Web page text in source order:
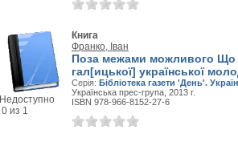
Недоступно
0 из 1
Книга
Франко, Іван
Поза межами можливого Що
гал[ицької] української
Серія: Бібліотека газети 'День'.
Українська прес-група, 2013 г.
ISBN 978-966-8152-27-6